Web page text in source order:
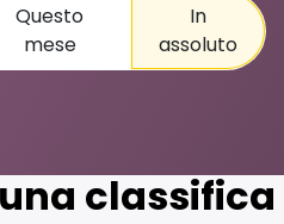
Questo
mese
In
assoluto
classifica